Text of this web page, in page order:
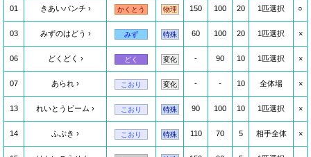
01 きあいパンチ かくとう 物理 150 100 20 1匹選択 ○
03 みずのはどう みず 特殊 60 100 20 1匹選択 ×
06 どくどく どく 変化 - 90 10 1匹選択 ×
07 あられ こおり 変化 - - 10 全体場 ×
13 れいとうビーム こおり 特殊 90 100 10 1匹選択 ×
14 ふぶき こおり 特殊 110 70 5 相手全体 ×